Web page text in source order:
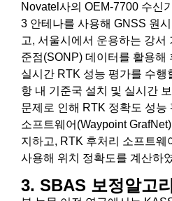
Novatel사의 OEM-7700 수신
3 안테나를 사용해 GNSS 원
고, 서울시에서 운용하는 강서
준점(SONP) 데이터를 활용해
실시간 RTK 성능 평가를 수행
항 내 기준국 설치 및 실시간
문제로 인해 RTK 정확도 성능
소프트웨어(Waypoint
지하고, RTK 후처리 소프트웨
사용해 위치 정확도를 계산하
3. SBAS 보정알고